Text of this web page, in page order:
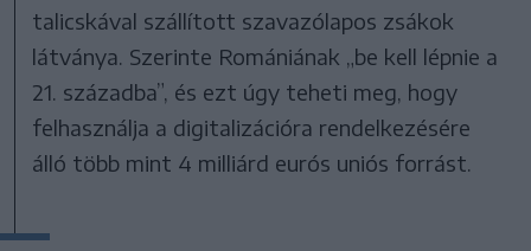
talicskával szállított szavazólapos zsákok
látványa. Szerinte Romániának „be kell lépnie a
21. századba”, és ezt úgy teheti meg, hogy
felhasználja a digitalizációra rendelkezésére
álló több mint 4 milliárd eurós uniós forrást.